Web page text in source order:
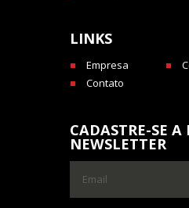
LINKS
Empresa
Contato
CADASTRE-SE A
NEWSLETTER